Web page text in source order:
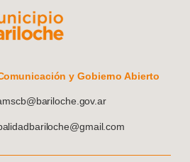
y Gobierno Abierto